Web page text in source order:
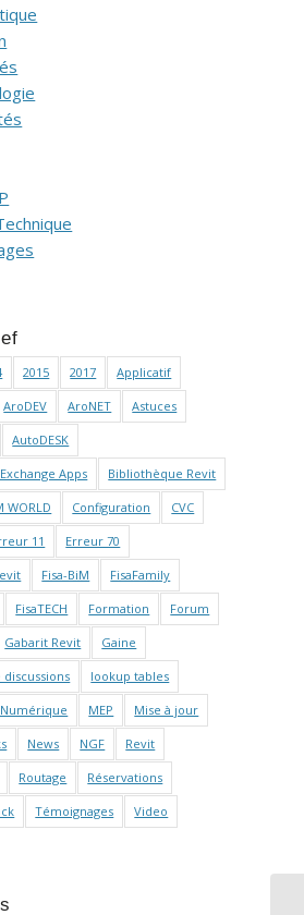
2015 2017 Applicatif
AroDEV AroNET Astuces
AutoDESK
Apps Bibliothèque Revit
WORLD Configuration CVC
11 Erreur 70
Fisa-BiM FisaFamily
FisaTECH Formation Forum
Gabarit Revit Gaine
lookup tables
MEP Mise à jour
News NGF Revit
Routage Réservations
Témoignages Video